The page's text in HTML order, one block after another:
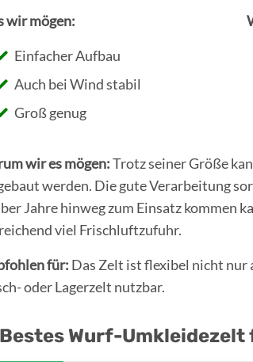
wir mögen:
Einfacher Aufbau
Auch bei Wind stabil
Groß genug
wir es mögen:Trotz seiner Größe
werden. Die gute Verarbeitung
Jahre hinweg zum Einsatz kommen
viel Frischluftzufuhr.
für: Das Zelt ist flexibel nicht nur
oder Lagerzelt nutzbar.
Wurf-Umkleidezelt